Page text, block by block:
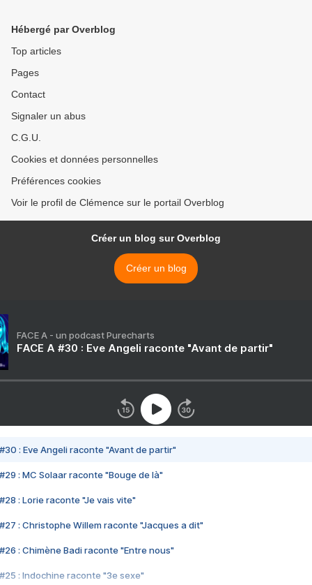
Hébergé par Overblog
Top articles
Pages
Contact
Signaler un abus
C.G.U.
Cookies et données personnelles
Préférences cookies
Voir le profil de Clémence sur le portail Overblog
Créer un blog sur Overblog
Créer un blog
FACE A - un podcast Purecharts
FACE A #30 : Eve Angeli raconte "Avant de partir"
#30 : Eve Angeli raconte "Avant de partir"
#29 : MC Solaar raconte "Bouge de là"
#28 : Lorie raconte "Je vais vite"
#27 : Christophe Willem raconte "Jacques a dit"
#26 : Chimène Badi raconte "Entre nous"
#25 : Indochine raconte "3e sexe"